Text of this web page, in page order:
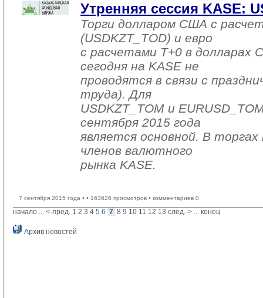
Утренняя сессия KASE:
Торги долларом США с
(USDKZT_TOD) и евро
с расчетами T+0 в долларах
сегодня на KASE не
проводятся в связи с
труда). Для
USDKZT_TOM и
сентября 2015 года
является основной. В
членов валютного
рынка KASE.
7 сентября 2015 года • • 163626 просмотров • комментариев 0
начало ... <-пред. 1 2 3 4 5 6 7 8 9 10 11 12 13 след.-> ... конец
Архив новостей